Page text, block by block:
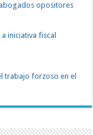
opositores
iniciativa fiscal
trabajo forzoso en el